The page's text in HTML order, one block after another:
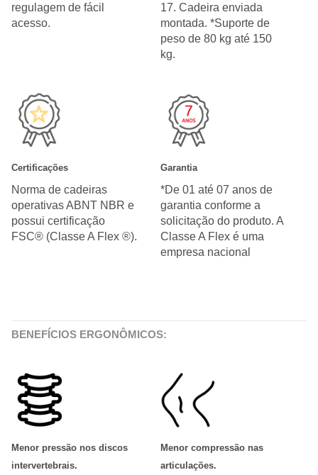
regulagem de fácil
acesso.
17. Cadeira enviada
montada. *Suporte de
peso de 80 kg até 150
kg.
Certificações
Norma de cadeiras
operativas ABNT NBR e
possui certificação
FSC® (Classe A Flex ®).
Garantia
*De 01 até 07 anos de
garantia conforme a
solicitação do produto. A
Classe A Flex é uma
empresa nacional
BENEFÍCIOS ERGONÔMICOS:
Menor pressão nos discos
intervertebrais.
Menor compressão nas
articulações.